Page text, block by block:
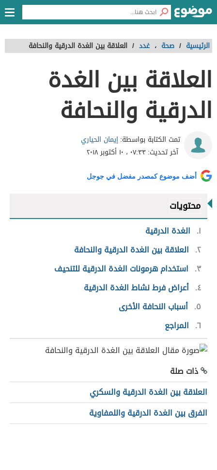
الرئيسية / صحة ، غدد / العلاقة بين الغدة الدرقية والنحافة
العلاقة بين الغدة
الدرقية والنحافة
تمت الكتابة بواسطة:إيمان الحياري
آخر تحديث:٠٧:٣٣ ، ١٠ أكتوبر ٢٠١٨
أضف موضوع كمصدر مفضل في جوجل
محتويات
١
الغدة الدرقية
٢ العلاقة بين الغدة الدرقية والنحافة
٣
استخدام هرمونات الغدة الدرقية للتنحيف
٤ أعراض فرط نشاط الغدة الدرقية
٥ أسباب النحافة الأخرى
٦ المراجع
ذات صلة
العلاقة بين الغدة الدرقية والسكري
الفرق بين الغدة الدرقية واللمفاوية